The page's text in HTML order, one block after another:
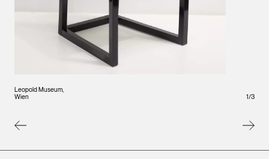
Leopold Museum,
Wien
1/3